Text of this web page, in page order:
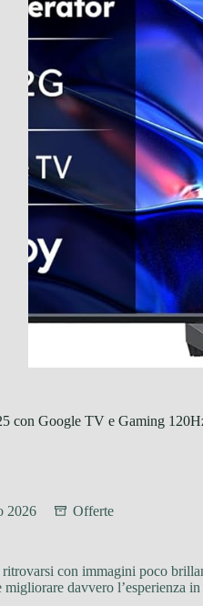
Google TV e Gaming
2026 Offerte
con immagini poco
davvero l’esperienza in